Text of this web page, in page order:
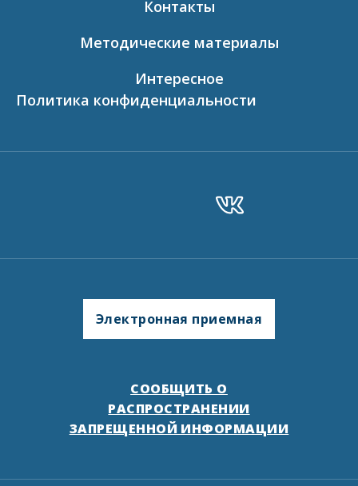
Контакты
Методические материалы
Интересное
Политика конфиденциальности
СООБЩИТЬ О
РАСПРОСТРАНЕНИИ
ЗАПРЕЩЕННОЙ ИНФОРМАЦИИ
Электронная приемная